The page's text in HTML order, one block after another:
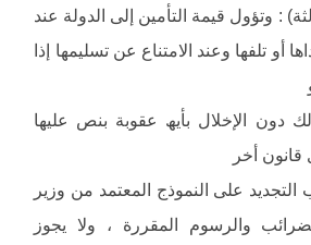
الثالثة) : وتؤول قیمة التأمین إلى الدولة عند
أو تلفھا وعند الامتناع عن تسلیمھا إذا
دون الإخلال بأیھ عقوبة بنص علیھا
قانون أخر
طالب التجدید على النموذج المعتمد من وزیر
والرسوم المقررة ، ولا یجوز